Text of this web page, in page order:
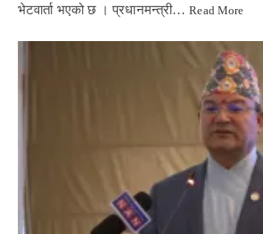
भेटवार्ता भएको छ । प्रधानमन्त्री…Read More